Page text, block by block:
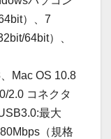
）、7
64bit）、
Mac OS 10.8
2.0 コネクタ
最大
（規格